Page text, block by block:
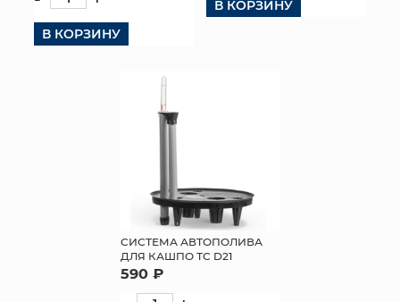
В КОРЗИНУ
В КОРЗИНУ
СИСТЕМА АВТОПОЛИВА
ДЛЯ КАШПО ТС D21
590 ₽